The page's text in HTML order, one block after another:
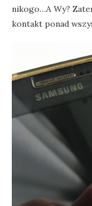
nikogo…A Wy?
kontakt ponad